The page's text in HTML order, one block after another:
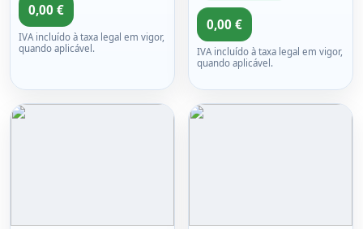
0,00 €
IVA incluído à taxa legal em vigor,
quando aplicável.
0,00 €
IVA incluído à taxa legal em vigor,
quando aplicável.